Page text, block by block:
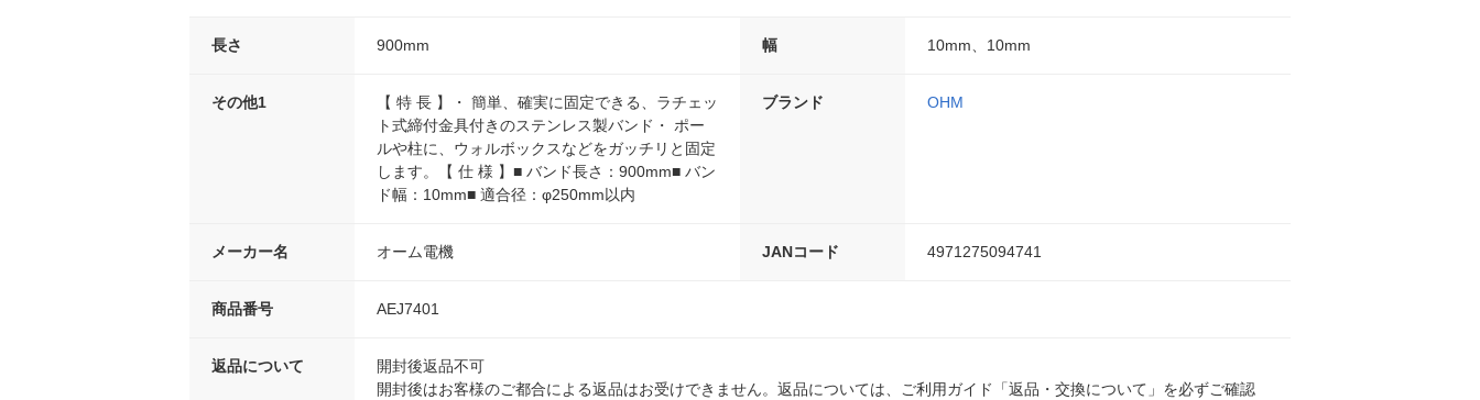
長さ 900mm 幅 10mm、10mm
その他1
【 特 長 】・ 簡単、確実に固定できる、ラチェッ
ト式締付金具付きのステンレス製バンド・ ポー
ルや柱に、ウォルボックスなどをガッチリと固定
します。【 仕 様 】■ バンド長さ：900mm■ バン
ド幅：10mm■ 適合径：φ250mm以内
ブランド OHM
メーカー名 オーム電機 JANコード 4971275094741
商品番号 AEJ7401
返品について
開封後返品不可
開封後はお客様のご都合による返品はお受けできません。返品については、ご利用ガイド「返品・交換について」を必ずご確認